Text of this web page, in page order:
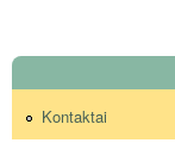
Kontaktai